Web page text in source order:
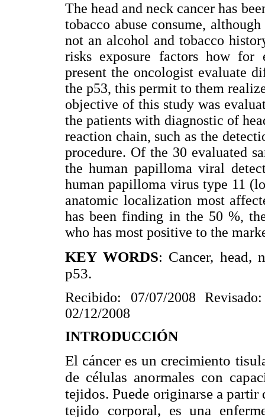
The head and neck cancer has
tobacco abuse consume,
not an alcohol and tobacco
risks exposure factors how for
present the oncologist evaluate
the p53, this permit to them
objective of this study was
the patients with diagnostic of
reaction chain, such as the
procedure. Of the 30 evaluated
the human papilloma viral
human papilloma virus type 11
anatomic localization most
has been finding in the 50 %,
who has most positive to the
KEY WORDS: Cancer, head,
p53.
Recibido: 07/07/2008
02/12/2008
INTRODUCCIÓN
El cáncer es un crecimiento
de células anormales con
tejidos. Puede originarse a
tejido corporal, es una